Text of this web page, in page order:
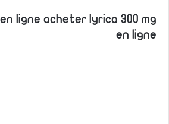
ligne acheter lyrica 300 mg
en ligne